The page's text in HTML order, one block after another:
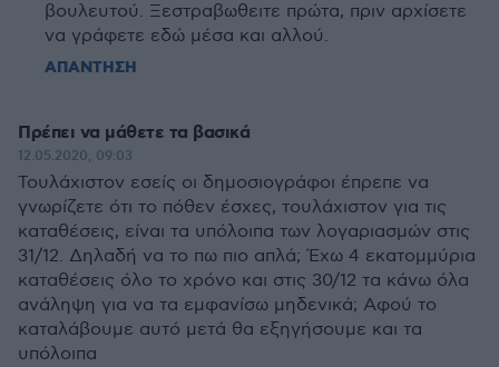
βουλευτού. Ξεστραβωθειτε πρώτα, πριν αρχίσετε
να γράφετε εδώ μέσα και αλλού.
ΑΠΑΝΤΗΣΗ
Πρέπει να μάθετε τα βασικά
12.05.2020, 09:03
Τουλάχιστον εσείς οι δημοσιογράφοι έπρεπε να
γνωρίζετε ότι το πόθεν έσχες, τουλάχιστον για τις
καταθέσεις, είναι τα υπόλοιπα των λογαριασμών στις
31/12. Δηλαδή να το πω πιο απλά; Έχω 4 εκατομμύρια
καταθέσεις όλο το χρόνο και στις 30/12 τα κάνω όλα
ανάληψη για να τα εμφανίσω μηδενικά; Αφού το
καταλάβουμε αυτό μετά θα εξηγήσουμε και τα
υπόλοιπα